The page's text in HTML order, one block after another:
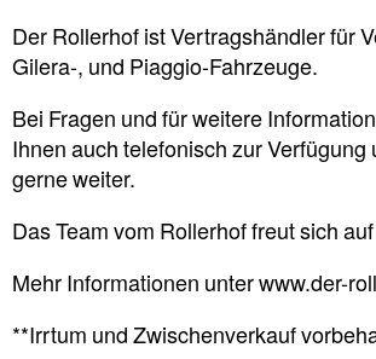
Der Rollerhof ist Vertragshändler für
Gilera-, und Piaggio-Fahrzeuge.
Bei Fragen und für weitere
Ihnen auch telefonisch zur Verfügung
gerne weiter.
Das Team vom Rollerhof freut sich
Mehr Informationen unter www.der-
**Irrtum und Zwischenverkauf